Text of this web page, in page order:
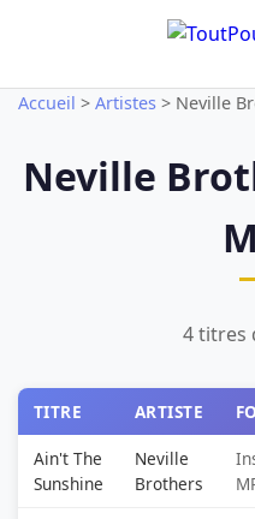
Accueil > Artistes > Neville
Neville
4 titres
TITRE ARTISTE
Ain't The
Sunshine
Neville
Brothers